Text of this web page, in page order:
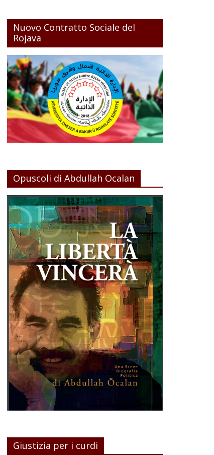
Nuovo Contratto Sociale del
Rojava
Opuscoli di Abdullah Ocalan
Giustizia per i curdi